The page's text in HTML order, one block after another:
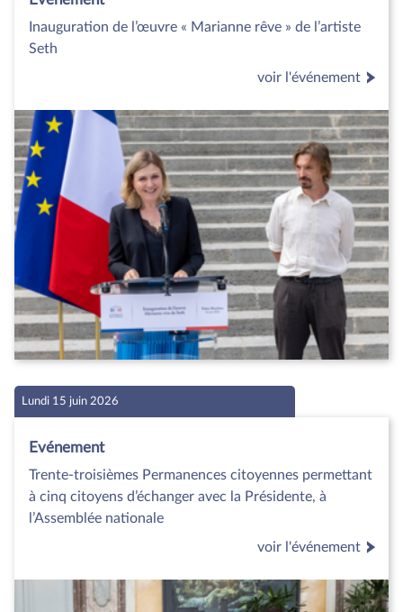
Inauguration de l’œuvre « Marianne rêve » de l’artiste
Seth
voir l'événement
Lundi 15 juin 2026
Evénement
Trente-troisièmes Permanences citoyennes permettant
à cinq citoyens d’échanger avec la Présidente, à
l’Assemblée nationale
voir l'événement